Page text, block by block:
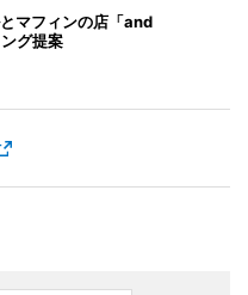
マフィンの店「and
グ提案